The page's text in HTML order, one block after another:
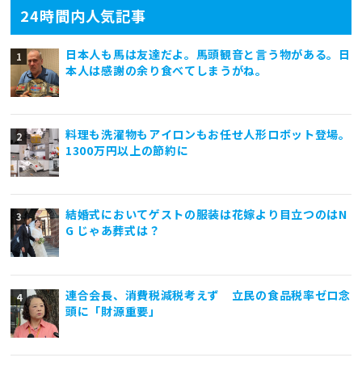
24時間内人気記事
日本人も馬は友達だよ。馬頭観音と言う物がある。日
本人は感謝の余り食べてしまうがね。
料理も洗濯物もアイロンもお任せ人形ロボット登場。
1300万円以上の節約に
結婚式においてゲストの服装は花嫁より目立つのはN
G じゃあ葬式は？
連合会長、消費税減税考えず 立民の食品税率ゼロ念
頭に「財源重要」